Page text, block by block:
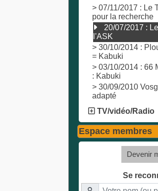
> 07/11/2017 : Le
pour la recherche
20/07/2017 :
l'ASK
> 30/10/2014 :
= Kabuki
> 03/10/2014 : 66
: Kabuki
> 30/09/2010
adapté
TV/vidéo/Radio
Espace membres
Devenir
Se